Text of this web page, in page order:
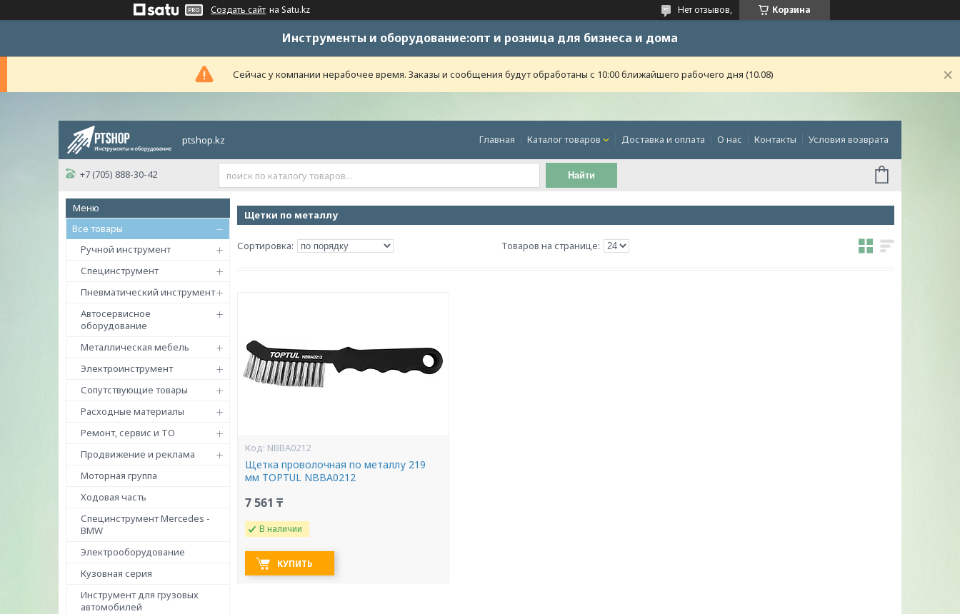
Создать сайт на Satu.kz Корзина
Нет отзывов,
Инструменты и оборудование:опт и розница для бизнеса и дома
Сейчас у компании нерабочее время. Заказы и сообщения будут обработаны с 10:00 ближайшего рабочего дня (10.08)
ptshop.kz Главная Каталог товаров Доставка и оплата О нас Контакты Условия возврата
+7 (705) 888-30-42 Найти
Все товары
Ручной инструмент
Специнструмент
Пневматический инструмент
Автосервисное
оборудование
Металлическая мебель
Электроинструмент
Сопутствующие товары
Расходные материалы
Ремонт, сервис и ТО
Продвижение и реклама
Моторная группа
Ходовая часть
Специнструмент Mercedes -
BMW
Электрооборудование
Кузовная серия
Инструмент для грузовых
автомобилей
Щетки по металлу
NBBA0212
Щетка проволочная по металлу 219
мм TOPTUL NBBA0212
7 561 ₸
В наличии
КУПИТЬ